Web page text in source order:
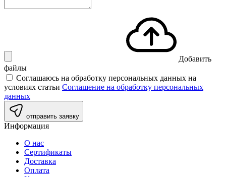
Добавить
файлы
Соглашаюсь на обработку персональных данных на
условиях статьи Соглашение на обработку персональных
данных
отправить заявку
Информация
О нас
Сертификаты
Доставка
Оплата